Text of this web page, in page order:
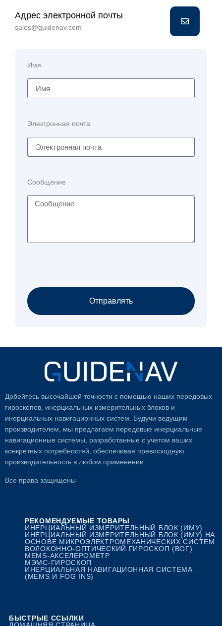
Адрес электронной почты
sales@guidenav.com
Имя
Электронная почта
Сообщение
Отправлять
Добейтесь высочайшей точности с помощью наших передовых
гироскопов, инерциальных измерительных блоков и
инерциальных навигационных систем. Будучи ведущим
производителем, мы предлагаем передовые инерциальные
навигационные системы, разработанные с учетом ваших
конкретных потребностей, обеспечивая превосходную
производительность в любом применении.
Все права защищены
РЕКОМЕНДУЕМЫЕ ТОВАРЫ
ИНЕРЦИАЛЬНЫЙ ИЗМЕРИТЕЛЬНЫЙ БЛОК (ИМУ)
ИНЕРЦИАЛЬНЫЙ ИЗМЕРИТЕЛЬНЫЙ БЛОК (ИМУ) НА
ОСНОВЕ МИКРОЭЛЕКТРОМЕХАНИЧЕСКИХ СИСТЕМ
ВОЛОКОННО-ОПТИЧЕСКИЙ ГИРОСКОП (ВОГ)
MEMS-АКСЕЛЕРОМЕТР
МЭМС-ГИРОСКОП
ИНЕРЦИАЛЬНАЯ НАВИГАЦИОННАЯ СИСТЕМА
(MEMS И FOG INS)
БЫСТРЫЕ ССЫЛКИ